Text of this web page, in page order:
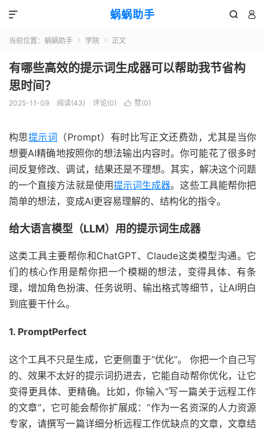
蜗蜗助手  

当前位置： 蜗蜗助手  学院  正文
有哪些高效的提示词生成器可以帮助我节省构
思时间？
2025-11-09 阅读(43) 评论(0)  赞(0)
构思提示词
（Prompt）有时比写正文还费劲，尤其是当你
想要AI精确地按照你的想法输出内容时。你可能花了很多时
间反复修改、调试，结果还是不理想。其实，解决这个问题
的一个直接方法就是使用提示词生成器。这些工具能帮你把
简单的想法，变成AI更容易理解的、结构化的指令。
给大语言模型（LLM）用的提示词生成器
这类工具主要帮你和ChatGPT、Claude这类模型沟通。它
们的核心作用是帮你把一个模糊的想法，变得具体、有条
理，增加角色扮演、任务说明、输出格式等细节，让AI明白
到底要干什么。
1. PromptPerfect
这个工具不只是生成，它更侧重于“优化”。 你把一个自己写
的、效果不太好的提示词扔进去，它能自动帮你优化，让它
变得更具体、更精确。比如，你输入“写一篇关于远程工作
的文章”，它可能会帮你扩展成：“作为一名资深的人力资源
专家，请撰写一篇详细分析远程工作优缺点的文章，文章结